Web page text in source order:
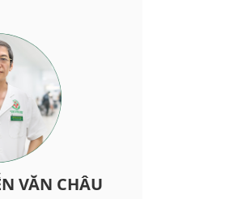
VĂN CHÂU